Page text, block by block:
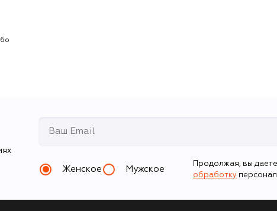
Женское Мужское
Продолжая, вы даете
обработку